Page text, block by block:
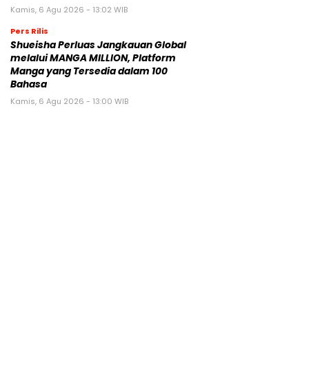
Kamis, 6 Agu 2026 - 13:02 WIB
Pers Rilis
Shueisha Perluas Jangkauan Global
melalui MANGA MILLION, Platform
Manga yang Tersedia dalam 100
Bahasa
Kamis, 6 Agu 2026 - 13:00 WIB